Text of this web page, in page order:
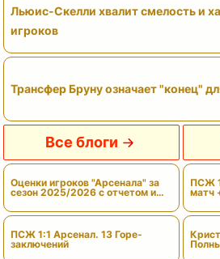
Льюис-Скелли хвалит смелость и
игроков
Трансфер Бруну означает "конец"
Все блоги
Оценки игроков "Арсенала" за
сезон 2025/2026 с отчетом и
ПСЖ 1:1 Арсенал. 13 Горе-
заключений
ПСЖ
матч